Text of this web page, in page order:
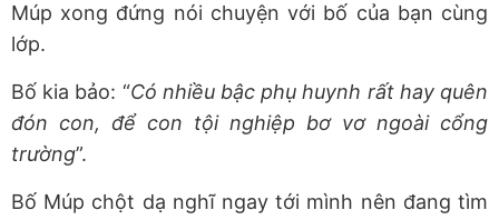
Múp xong đứng nói chuyện với bố của bạn cùng
lớp.
Bố kia bảo: “Có nhiều bậc phụ huynh rất hay quên
đón con, để con tội nghiệp bơ vơ ngoài cổng
trường”.
Bố Múp chột dạ nghĩ ngay tới mình nên đang tìm